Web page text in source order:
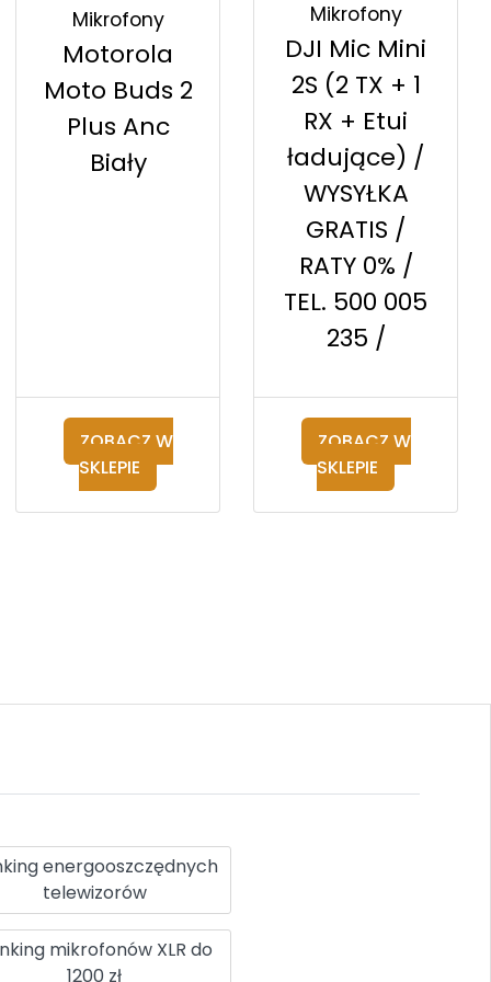
Mikrofony
Motorola
Moto Buds 2
Plus Anc
Biały
ZOBACZ W
SKLEPIE
Mikrofony
DJI Mic Mini
2S (2 TX + 1
RX + Etui
ładujące) /
WYSYŁKA
GRATIS /
RATY 0% /
TEL. 500 005
235 /
ZOBACZ W
SKLEPIE
energooszczędnych
telewizorów
mikrofonów XLR do
1200 zł